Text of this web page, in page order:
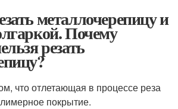
металлочерепицу и
Почему
резать
что отлетающая в процессе реза
покрытие.